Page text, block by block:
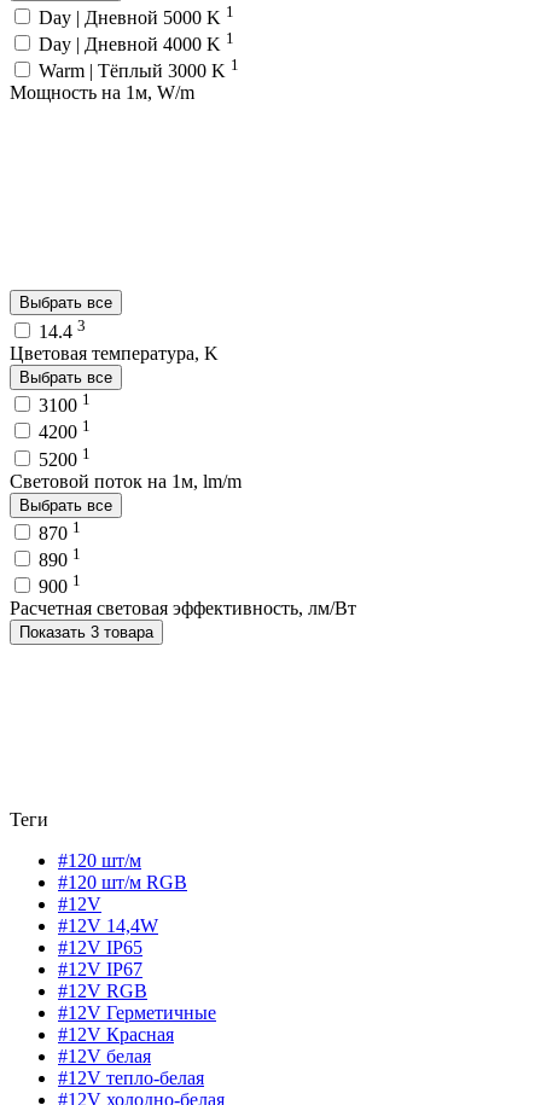
Day | Дневной 5000 K 1
Day | Дневной 4000 K 1
Warm | Тёплый 3000 K 1
Мощность на 1м, W/m
Выбрать все
14.4 3
Цветовая температура, K
Выбрать все
3100 1
4200 1
5200 1
Световой поток на 1м, lm/m
Выбрать все
870 1
890 1
900 1
Расчетная световая эффективность, лм/Вт
Показать 3 товара
Теги
#120 шт/м
#120 шт/м RGB
#12V
#12V 14,4W
#12V IP65
#12V IP67
#12V RGB
#12V Герметичные
#12V Красная
#12V белая
#12V тепло-белая
#12V холодно-белая